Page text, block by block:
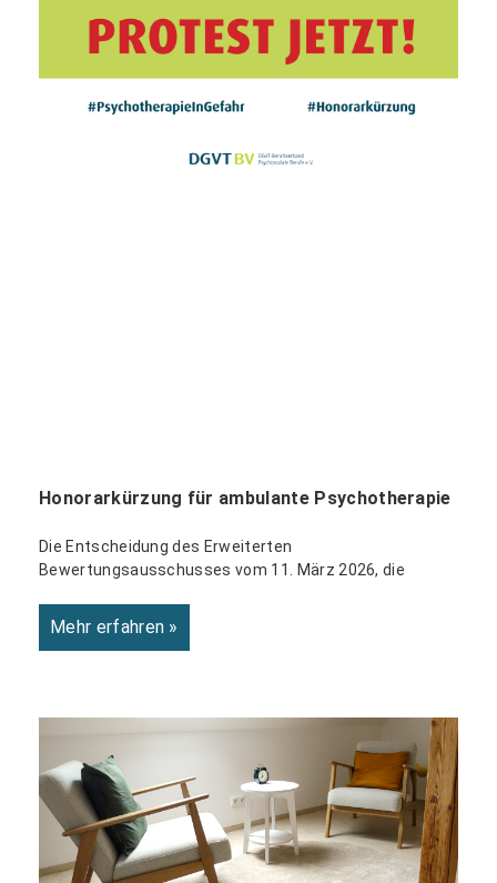
Honorarkürzung für ambulante Psychotherapie
Die Entscheidung des Erweiterten
Bewertungsausschusses vom 11. März 2026, die
Mehr erfahren »